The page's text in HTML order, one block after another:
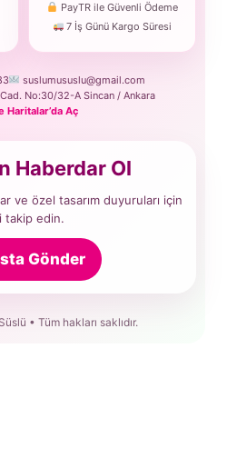
PayTR ile Güvenli Ödeme
7 İş Günü Kargo Süresi
suslumususlu@gmail.com
No:30/32-A Sincan / Ankara
Haritalar’da Aç
Haberdar Ol
ve özel tasarım duyuruları için
takip edin.
Gönder
• Tüm hakları saklıdır.